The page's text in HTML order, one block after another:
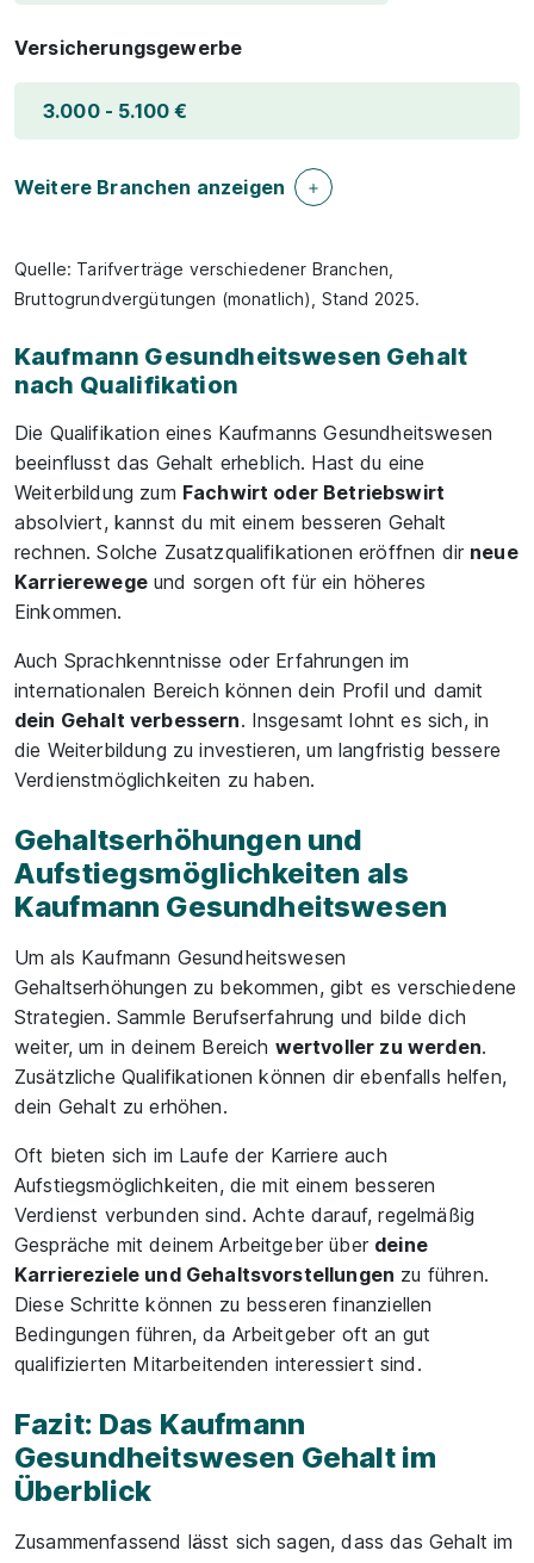
Versicherungsgewerbe
3.000 - 5.100 €
Weitere Branchen anzeigen
Quelle: Tarifverträge verschiedener Branchen,
Bruttogrundvergütungen (monatlich), Stand 2025.
Kaufmann Gesundheitswesen Gehalt
nach Qualifikation
Die Qualifikation eines Kaufmanns Gesundheitswesen
beeinflusst das Gehalt erheblich. Hast du eine
Weiterbildung zum Fachwirt oder Betriebswirt
absolviert, kannst du mit einem besseren Gehalt
rechnen. Solche Zusatzqualifikationen eröffnen dir neue
Karrierewegeund sorgen oft für ein höheres
Einkommen.
Auch Sprachkenntnisse oder Erfahrungen im
internationalen Bereich können dein Profil und damit
dein Gehalt verbessern. Insgesamt lohnt es sich, in
die Weiterbildung zu investieren, um langfristig bessere
Verdienstmöglichkeiten zu haben.
Gehaltserhöhungen und
Aufstiegsmöglichkeiten als
Kaufmann Gesundheitswesen
Um als Kaufmann Gesundheitswesen
Gehaltserhöhungen zu bekommen, gibt es verschiedene
Strategien. Sammle Berufserfahrung und bilde dich
weiter, um in deinem Bereich wertvoller zu werden.
Zusätzliche Qualifikationen können dir ebenfalls helfen,
dein Gehalt zu erhöhen.
Oft bieten sich im Laufe der Karriere auch
Aufstiegsmöglichkeiten, die mit einem besseren
Verdienst verbunden sind. Achte darauf, regelmäßig
Gespräche mit deinem Arbeitgeber über deine
Karriereziele und Gehaltsvorstellungen zu führen.
Diese Schritte können zu besseren finanziellen
Bedingungen führen, da Arbeitgeber oft an gut
qualifizierten Mitarbeitenden interessiert sind.
Fazit: Das Kaufmann
Gesundheitswesen Gehalt im
Überblick
Zusammenfassend lässt sich sagen, dass das Gehalt im